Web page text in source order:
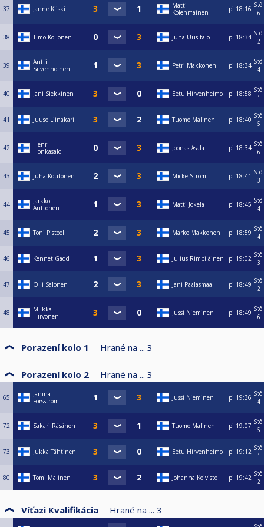
37 Janne Kiiski
Matti
Kolehmainen
pi 18:16 Stôl
6
38 Timo Koljonen Juha Uusitalo pi 18:34 Stôl
2
39
Antti
Silvennoinen
Petri Makkonen pi 18:34 Stôl
4
40 Jani Siekkinen Eetu Hirvenheimo pi 18:58 Stôl
1
41 Juuso Liinakari Tuomo Malinen pi 18:40 Stôl
5
42
Henri
Honkasalo
Joonas Asala pi 18:34 Stôl
6
43 Juha Koutonen Micke Ström pi 18:41 Stôl
3
44
Jarkko
Anttonen
Matti Jokela pi 18:45 Stôl
4
45 Toni Pistool Marko Makkonen pi 18:59 Stôl
4
46 Kennet Gadd Julius Rimpiläinen pi 19:02 Stôl
3
47 Olli Salonen Jani Paalasmaa pi 18:49 Stôl
2
48
Miikka
Hirvonen
Jussi Nieminen pi 18:49 Stôl
6
Porazení kolo 1 Hrané na ... 3
Porazení kolo 2 Hrané na ... 3
65
Janina
Forsström
Jussi Nieminen pi 19:36 Stôl
4
72 Sakari Räsänen Tuomo Malinen pi 19:07 Stôl
5
73 Jukka Tähtinen Eetu Hirvenheimo pi 19:12 Stôl
1
80 Tomi Malinen Johanna Koivisto pi 19:42 Stôl
2
Víťazi Kvalifikácia Hrané na ... 3